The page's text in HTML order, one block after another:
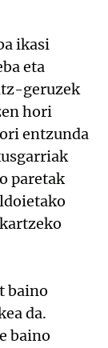
ikasi
eta
geruzek
hori
entzunda
paretak
baino
da.
baino